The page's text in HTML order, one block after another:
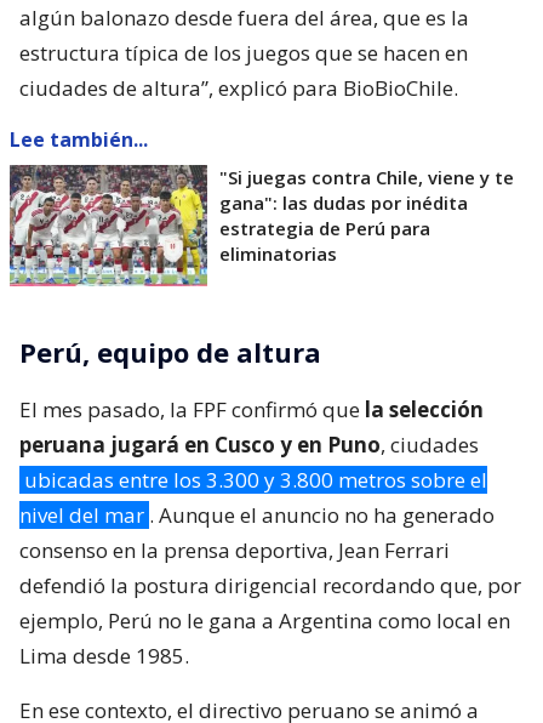
algún balonazo desde fuera del área, que es la
estructura típica de los juegos que se hacen en
ciudades de altura”, explicó para BioBioChile.
Lee también...
"Si juegas contra Chile, viene y te
gana": las dudas por inédita
estrategia de Perú para
eliminatorias
Perú, equipo de altura
El mes pasado, la FPF confirmó que la selección
peruana jugará en Cusco y en Puno, ciudades
ubicadas entre los 3.300 y 3.800 metros sobre el
nivel del mar . Aunque el anuncio no ha generado
consenso en la prensa deportiva, Jean Ferrari
defendió la postura dirigencial recordando que, por
ejemplo, Perú no le gana a Argentina como local en
Lima desde 1985.
En ese contexto, el directivo peruano se animó a